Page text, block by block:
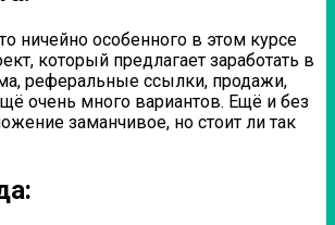
ничейно особенного в этом курсе
который предлагает заработать в
реферальные ссылки, продажи,
очень много вариантов. Ещё и без
заманчивое, но стоит ли так